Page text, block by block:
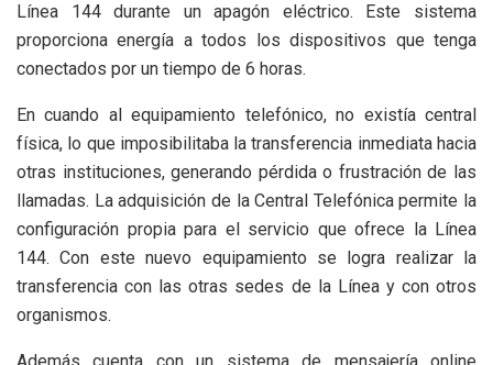
Línea 144 durante un apagón eléctrico. Este sistema
proporciona energía a todos los dispositivos que tenga
conectados por un tiempo de 6 horas.
En cuando al equipamiento telefónico, no existía central
física, lo que imposibilitaba la transferencia inmediata hacia
otras instituciones, generando pérdida o frustración de las
llamadas. La adquisición de la Central Telefónica permite la
configuración propia para el servicio que ofrece la Línea
144. Con este nuevo equipamiento se logra realizar la
transferencia con las otras sedes de la Línea y con otros
organismos.